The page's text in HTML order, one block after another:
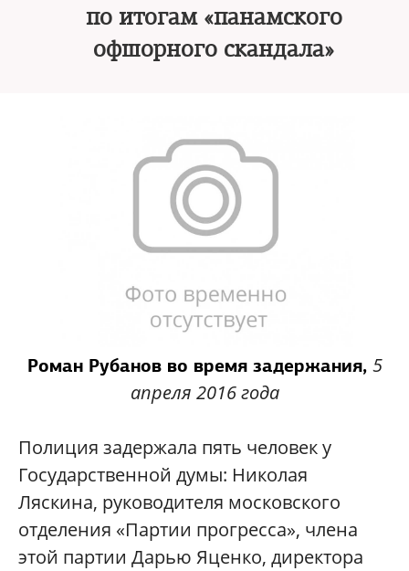
по итогам «панамского
офшорного скандала»
Роман Рубанов во время задержания, 5
апреля 2016 года
Полиция задержала пять человек у
Государственной думы: Николая
Ляскина, руководителя московского
отделения «Партии прогресса», члена
этой партии Дарью Яценко, директора